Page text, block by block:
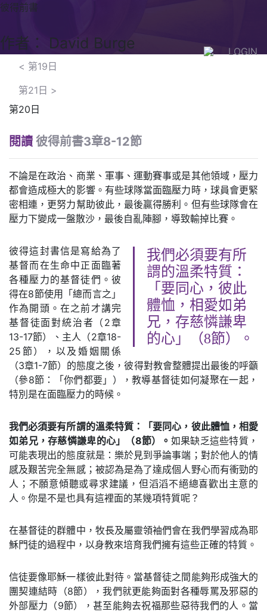
LOGIN
彼得前書
作者： David Burge
< 第19日
第21日 >
第20日
閱讀 彼得前書3章8-12節
不論是在政治、商業、軍事、運動賽事或是其他領域，壓力
都會造成極大的影響。有些球隊當面臨壓力時，球員會更緊
密相連，更努力幫助彼此，最後贏得勝利。但有些球隊會在
壓力下變成一盤散沙，最後自亂陣腳，導致輸掉比賽。
我們必須要有所
謂的溫柔特質：
「要同心，彼此
體恤，相愛如弟
兄，存慈憐謙卑
的心」（8節）。
彼得這封書信是寫給為了
基督而在生命中正面臨著
各種壓力的基督徒們。彼
得在8節使用「總而言之」
作為開頭。在之前才講完
基督徒面對統治者（2章
13-17節）、主人（2章18-
25節），以及婚姻關係
（3章1-7節）的態度之後，彼得對教會整體提出最後的呼籲
（參8節：「你們都要」），教導基督徒如何凝聚在一起，
特別是在面臨壓力的時候。
我們必須要有所謂的溫柔特質：「要同心，彼此體恤，相愛
如弟兄，存慈憐謙卑的心」（8節）。 如果缺乏這些特質，
可能表現出的態度就是：樂於見到爭論事端；對於他人的情
感及艱苦完全無感；被認為是為了達成個人野心而有衝勁的
人；不願意傾聽或尋求建議，但滔滔不絕總喜歡出主意的
人。你是不是也具有這裡面的某幾項特質呢？
在基督徒的群體中，牧長及屬靈領袖們會在我們學習成為耶
穌門徒的過程中，以身教來培育我們擁有這些正確的特質。
信徒要像耶穌一樣彼此對待。當基督徒之間能夠形成強大的
團契連結時（8節），我們就更能夠面對各種辱罵及邪惡的
外部壓力（9節），甚至能夠去祝福那些惡待我們的人。當